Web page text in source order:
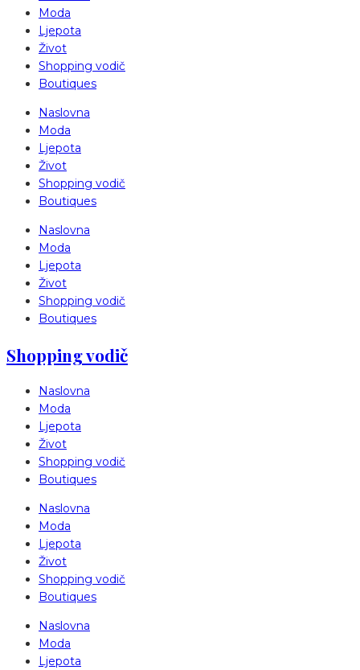
Moda
Ljepota
Život
Shopping vodič
Boutiques
Naslovna
Moda
Ljepota
Život
Shopping vodič
Boutiques
Naslovna
Moda
Ljepota
Život
Shopping vodič
Boutiques
Shopping vodič
Naslovna
Moda
Ljepota
Život
Shopping vodič
Boutiques
Naslovna
Moda
Ljepota
Život
Shopping vodič
Boutiques
Naslovna
Moda
Ljepota